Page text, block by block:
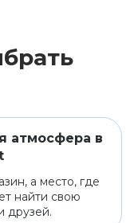
атмосфера в
а место, где
найти свою
друзей.